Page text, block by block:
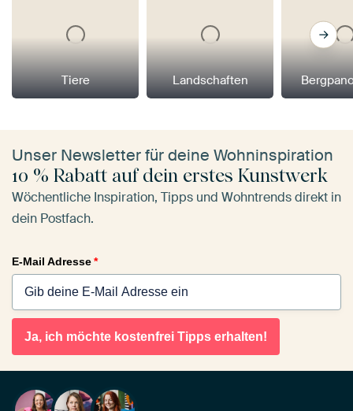
Tiere Landschaften
Unser Newsletter für deine Wohninspiration
10 % Rabatt auf dein erstes Kunstwerk
Wöchentliche Inspiration, Tipps und Wohntrends direkt in
dein Postfach.
E-Mail Adresse*
Ja, ich möchte kostenfrei Tipps erhalten!